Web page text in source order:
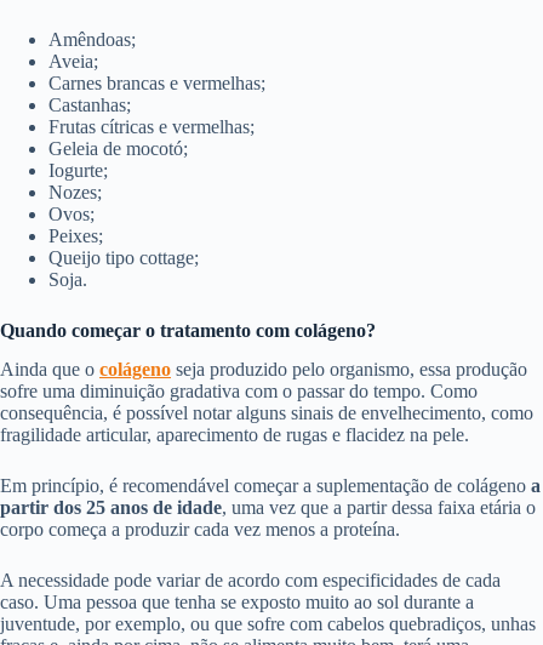
Amêndoas;
Aveia;
Carnes brancas e vermelhas;
Castanhas;
Frutas cítricas e vermelhas;
Geleia de mocotó;
Iogurte;
Nozes;
Ovos;
Peixes;
Queijo tipo cottage;
Soja.
Quando começar o tratamento com colágeno?
Ainda que o colágeno seja produzido pelo organismo, essa produção
sofre uma diminuição gradativa com o passar do tempo. Como
consequência, é possível notar alguns sinais de envelhecimento, como
fragilidade articular, aparecimento de rugas e flacidez na pele.
Em princípio, é recomendável começar a suplementação de colágeno a
partir dos 25 anos de idade, uma vez que a partir dessa faixa etária o
corpo começa a produzir cada vez menos a proteína.
A necessidade pode variar de acordo com especificidades de cada
caso. Uma pessoa que tenha se exposto muito ao sol durante a
juventude, por exemplo, ou que sofre com cabelos quebradiços, unhas